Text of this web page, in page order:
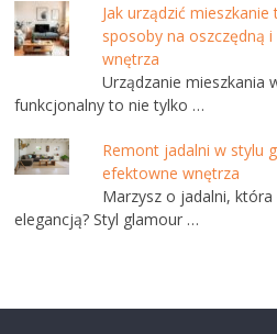
Jak urządzić
sposoby na oszczędną
wnętrza
Urządzanie mieszkania
funkcjonalny to nie tylko …
Remont jadalni w stylu
efektowne wnętrza
Marzysz o jadalni,
elegancją? Styl glamour …